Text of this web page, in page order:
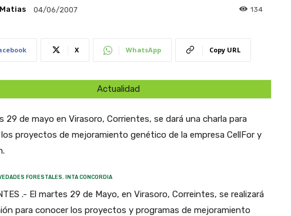
Matias 04/06/2007 134
X WhatsApp Copy URL
Actualidad
29 de mayo en Virasoro, Corrientes, se dará una charla para
proyectos de mejoramiento genético de la empresa CellFor y
FORESTALES. INTA CONCORDIA
.- El martes 29 de Mayo, en Virasoro, Correintes, se realizará
para conocer los proyectos y programas de mejoramiento